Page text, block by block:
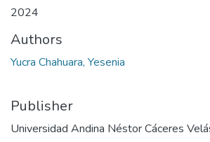
2024
Authors
Yucra Chahuara, Yesenia
Publisher
Universidad Andina Néstor Cáceres